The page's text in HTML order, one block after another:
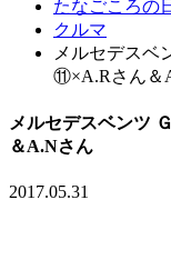
たなごころの
クルマ
メルセデスベ
⑪×A.Rさん＆
メルセデスベンツ
＆A.Nさん
2017.05.31